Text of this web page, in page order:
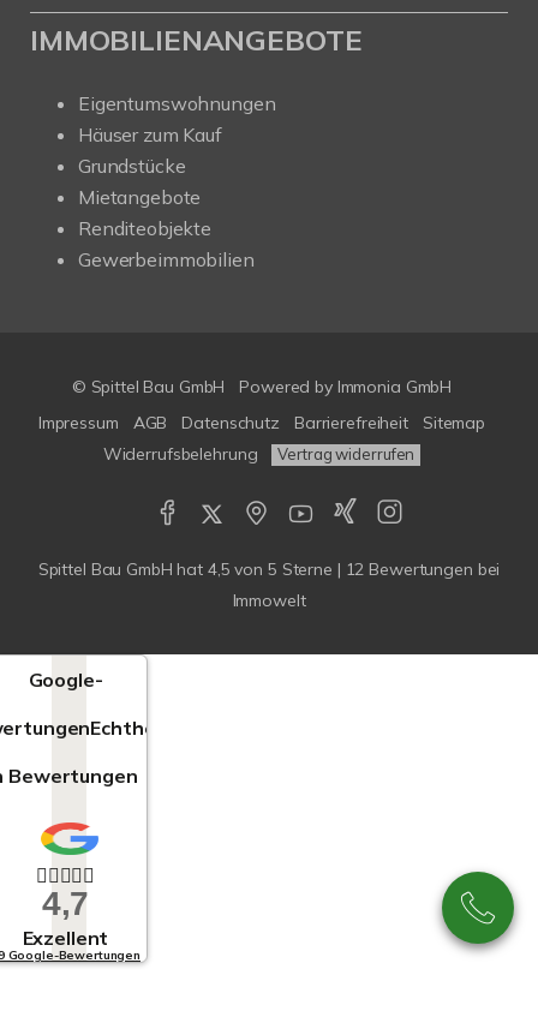
IMMOBILIENANGEBOTE
Eigentumswohnungen
Häuser zum Kauf
Grundstücke
Mietangebote
Renditeobjekte
Gewerbeimmobilien
© Spittel Bau GmbH Powered by Immonia GmbH
Impressum
AGB Datenschutz Barrierefreiheit
Sitemap
Widerrufsbelehrung
Vertrag widerrufen
Spittel Bau GmbH hat 4,5 von 5 Sterne | 12 Bewertungen bei
Immowelt
Google-
Echtheit
Bewertungen
4,7
Exzellent
Google-Bewertungen